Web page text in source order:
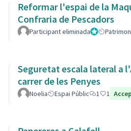
Reformar l'espai de la
Confraria de Pescadors
Participant eliminadaAdministrador
Seguretat escala lateral a
carrer de les Penyes
Noelia Espai Públic 1 1